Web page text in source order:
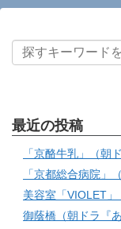
最近の投稿
「京酪牛乳」（朝
「京都総合病院」
美容室「VIOLET」
御蔭橋（朝ドラ『あ